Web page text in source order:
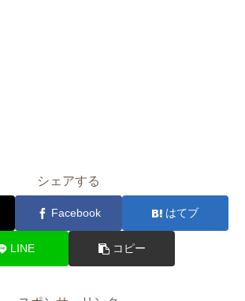
シェアする
Facebook はてブ
LINE コピー